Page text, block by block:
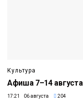
Культура
Афиша 7–14 августа
17:21 06 августа 204